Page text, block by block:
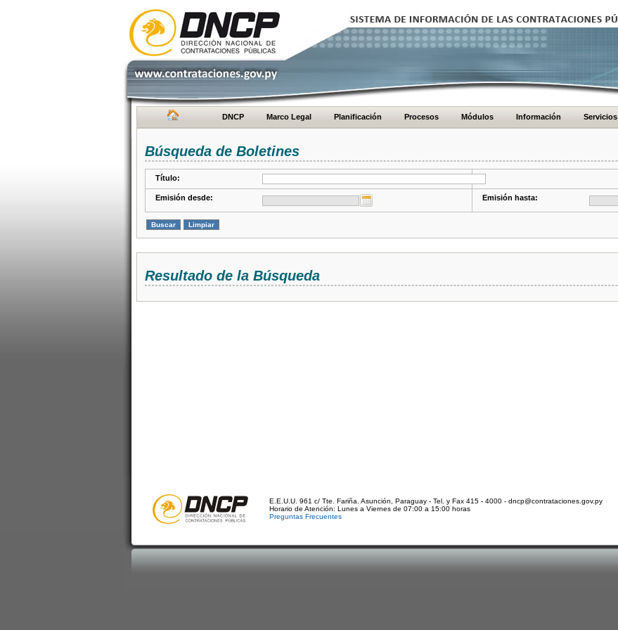
DNCP Marco Legal Planificación Procesos Módulos Información Servicios
Búsqueda de Boletines
Título:
Emisión desde: Emisión hasta:
Resultado de la Búsqueda
E.E.U.U. 961 c/ Tte. Fariña. Asunción, Paraguay - Tel. y Fax 415 - 4000 - dncp@contrataciones.gov.py
Horario de Atención: Lunes a Viernes de 07:00 a 15:00 horas
Preguntas Frecuentes